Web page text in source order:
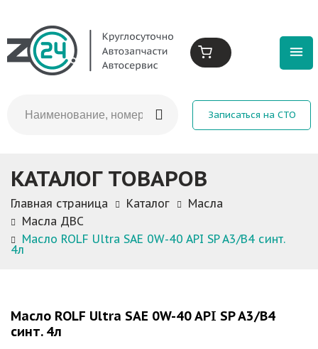
Записаться на СТО
КАТАЛОГ ТОВАРОВ
Главная страница Каталог
Масла
Масла ДВС
Масло ROLF Ultra SAE 0W-40 API SP A3/B4 синт.
4л
Масло ROLF Ultra SAE 0W-40 API SP A3/B4
синт. 4л